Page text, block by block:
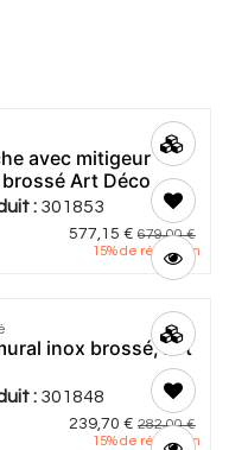
avec mitigeur
Art Déco
: 301853
577,15 € 679,00€
15% de réduction
inox brossé, Art
: 301848
239,70 € 282,00€
15% de réduction